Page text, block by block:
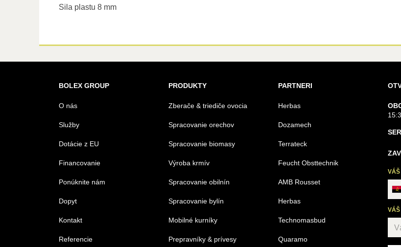
Sila plastu 8 mm
BOLEX GROUP
O nás
Služby
Dotácie z EU
Financovanie
Ponúknite nám
Dopyt
Kontakt
Referencie
PRODUKTY
Zberače & triediče ovocia
Spracovanie orechov
Spracovanie biomasy
Výroba krmív
Spracovanie obilnín
Spracovanie bylín
Mobilné kurníky
Prepravníky & prívesy
PARTNERI
Herbas
Dozamech
Terrateck
Feucht Obsttechnik
AMB Rousset
Herbas
Technomasbud
Quaramo
VÁŠ